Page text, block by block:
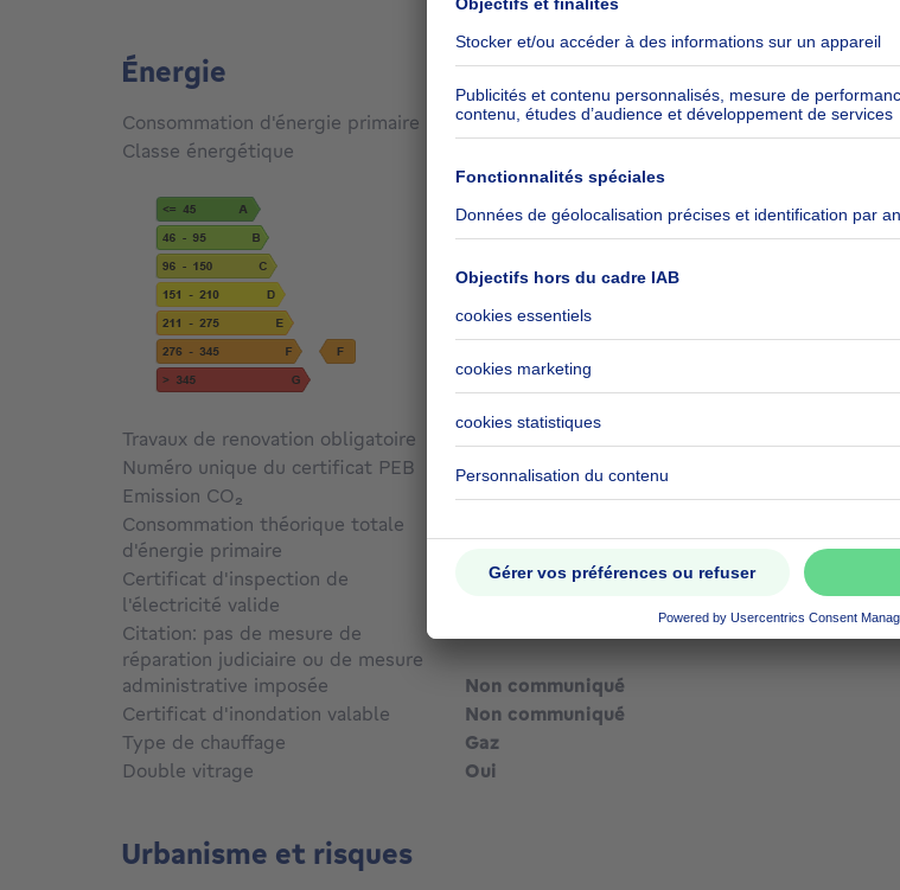
Énergie
Consommation d'énergie primaire 283kWh/m² kilowattheure par mètres carrés
Classe énergétique
Travaux de renovation obligatoire
Non communiqué
Numéro unique du certificat PEB
202605280000754556010
Emission CO₂
56 kg CO₂/m²
Consommation théorique totale
d'énergie primaire
Certificat d'inspection de
l'électricité valide
Citation: pas de mesure de
réparation judiciaire ou de mesure
administrative imposée
Non communiqué
Certificat d'inondation valable
Non communiqué
Type de chauffage
Gaz
Double vitrage
Oui
Urbanisme et risques